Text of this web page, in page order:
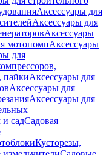
Аксессуары для
Аксессуары для
Аксессуары
мотопомпАксессуары
для
пайкиАксессуары для
Аксессуары для
Аксессуары для
садСадовая
Кусторезы,